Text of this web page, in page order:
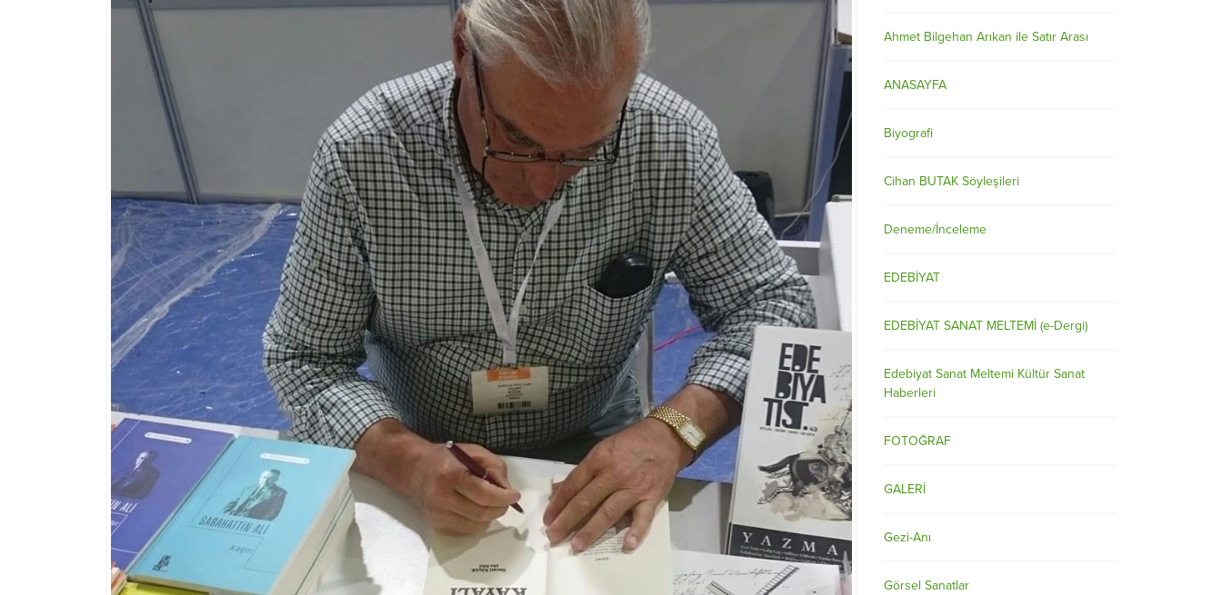
Ahmet Bilgehan Arıkan ile Satır Arası
ANASAYFA
Biyografi
Cihan BUTAK Söyleşileri
Deneme/İnceleme
EDEBİYAT
EDEBİYAT SANAT MELTEMİ (e-Dergi)
Edebiyat Sanat Meltemi Kültür Sanat
Haberleri
FOTOĞRAF
GALERİ
Gezi-Anı
Görsel Sanatlar